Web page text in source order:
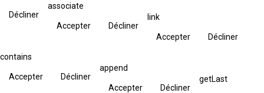
Décliner
associate
Accepter Décliner
link
Accepter Décliner
contains
Accepter Décliner
append
Accepter Décliner
getLast